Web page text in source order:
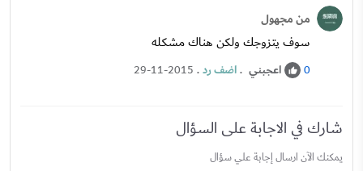
من مجهول
سوف يتزوجك ولكن هناك مشكله
0 اعجبني .اضف رد.
29-11-2015
شارك في الاجابة على السؤال
يمكنك الآن ارسال إجابة علي سؤال